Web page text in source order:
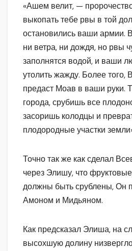
«Ашем велит, —
выкопать тебе рвы в той
остановились ваши армии.
ни ветра, ни дождя, но рвы
заполнятся водой, и ваши
утолить жажду. Более того,
предаст Моав в ваши руки.
города, срубишь все
засоришь колодцы и
плодородные участки
Точно так же как сделал
через Элишу, что
должны быть срублены, Он
Амоном и Мидьяном.
Как предсказал Элиша, на
высохшую долину